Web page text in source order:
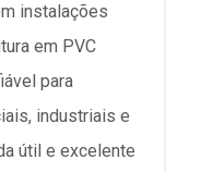
instalações
em PVC
para
industriais e
útil e excelente